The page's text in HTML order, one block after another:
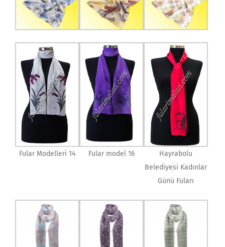
Fular Modelleri 14 Fular model 16
Hayrabolu
Belediyesi Kadınlar
Günü Fuları